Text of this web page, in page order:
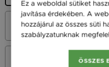
Fehér Arany 14K
45 900 Ft
Ez a weboldal sütiket
javítása érdekében. A
hozzájárul az összes süti
szabályzatunknak
ÖSSZES